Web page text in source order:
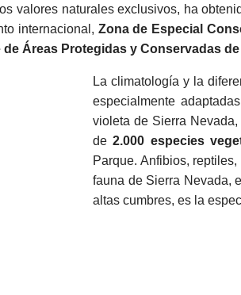
valores naturales exclusivos, ha
internacional, Zona de Especial
de Áreas Protegidas y Conservadas de
La climatología y la
especialmente
violeta de Sierra
de2.000 especies
Parque. Anfibios,
fauna de Sierra Nevada,
altas cumbres, es la